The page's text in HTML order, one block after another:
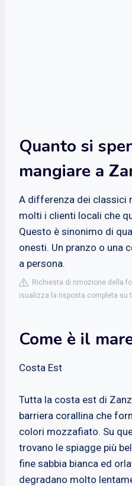
Quanto si
mangiare a
A differenza dei classici
molti i clienti locali che
Questo è sinonimo di
onesti. Un pranzo o una
a persona.
Richiesta di rimozione della
isualizza la risposta completa su
Come è il
Costa Est
Tutta la costa est di
barriera corallina che
colori mozzafiato. Su
trovano le spiagge più
fine sabbia bianca ed
degradano molto